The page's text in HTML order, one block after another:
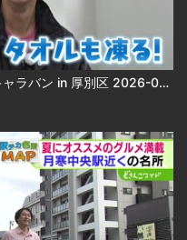
極寒体験＆迫力恐竜展！ 札幌10区キャラバン in 厚別区 2026-08-05